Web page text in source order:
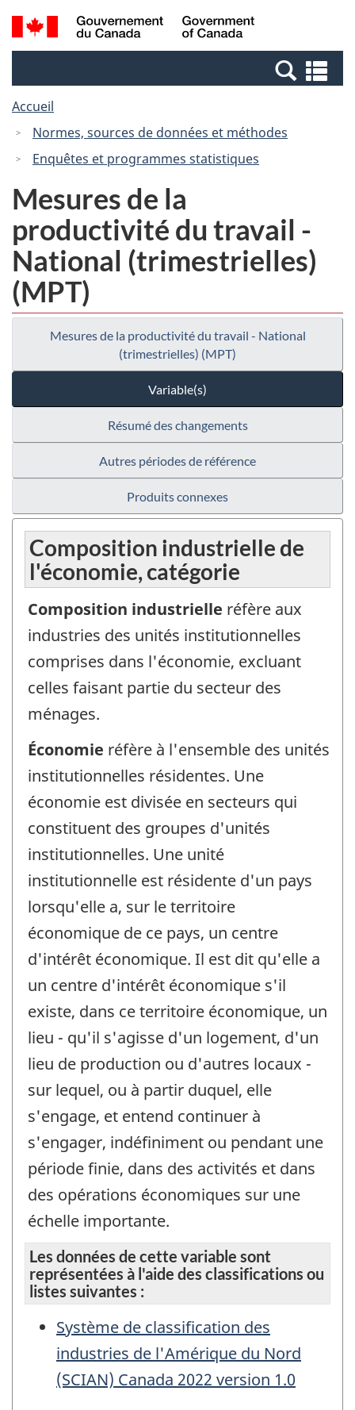
Passer
au
Passer
à
Canada
Recherche
et
et
Accueil
Normes, sources de données et méthodes
Enquêtes et programmes statistiques
Mesures de la
productivité du travail -
National (trimestrielles)
(MPT)
Mesures de la productivité du travail - National
(trimestrielles) (MPT)
Variable(s)
Résumé des changements
Autres périodes de référence
Produits connexes
Composition industrielle de
l'économie, catégorie
Composition industrielle réfère aux
industries des unités institutionnelles
comprises dans l'économie, excluant
celles faisant partie du secteur des
ménages.
Économie réfère à l'ensemble des unités
institutionnelles résidentes. Une
économie est divisée en secteurs qui
constituent des groupes d'unités
institutionnelles. Une unité
institutionnelle est résidente d'un pays
lorsqu'elle a, sur le territoire
économique de ce pays, un centre
d'intérêt économique. Il est dit qu'elle a
un centre d'intérêt économique s'il
existe, dans ce territoire économique, un
lieu - qu'il s'agisse d'un logement, d'un
lieu de production ou d'autres locaux -
sur lequel, ou à partir duquel, elle
s'engage, et entend continuer à
s'engager, indéfiniment ou pendant une
période finie, dans des activités et dans
des opérations économiques sur une
échelle importante.
Les données de cette variable sont
représentées à l'aide des classifications ou
listes suivantes :
Système de classification des
industries de l'Amérique du Nord
(SCIAN) Canada 2022 version 1.0